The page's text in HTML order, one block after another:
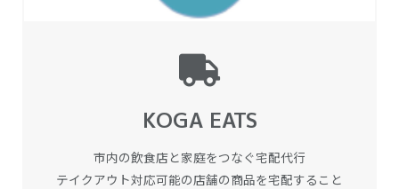
KOGA EATS
市内の飲食店と家庭をつなぐ宅配代行
テイクアウト対応可能の店舗の商品を宅配すること